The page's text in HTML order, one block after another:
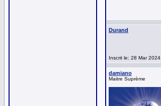
Durand
Inscrit le: 28 Mar 2024
damiano
Maitre Suprème